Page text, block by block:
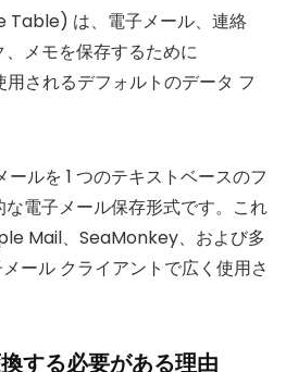
は、電子メール、連絡
メモを保存するために
されるデフォルトのデータ フ
ルを 1 つのテキストベースのフ
電子メール保存形式です。これ
Mail、SeaMonkey、および多
ール クライアントで広く使用さ
する必要がある理由